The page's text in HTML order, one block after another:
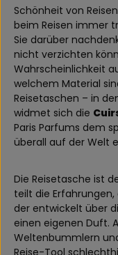
Schönheit von
beim Reisen immer
Sie darüber
nicht verzichten
Wahrscheinlichkeit
welchem Material
Reisetaschen – in
widmet sich die
Paris Parfums dem
überall auf der Welt
Die Reisetasche ist
teilt die
der entwickelt über
einen eigenen Duft.
Weltenbummlern